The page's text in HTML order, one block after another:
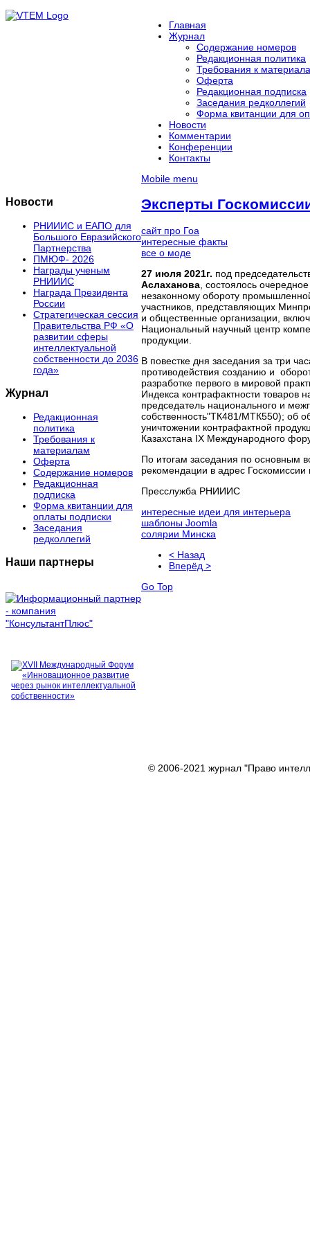
Главная
Журнал
Содержание номеров
Редакционная политика
Требования к
Оферта
Редакционная подписка
Заседания редколлегий
Форма квитанции для
Новости
Комментарии
Конференции
Контакты
Mobile menu
Новости
РНИИИС и ЕАПО для
Большого Евразийского
Партнерства
ПМЮФ- 2026
Награды ученым
РНИИИС
Награда Президента
России
Стратегическая сессия
Правительства РФ «О
развитии сферы
интеллектуальной
собственности до 2036
года»
Журнал
Редакционная
политика
Требования к
материалам
Оферта
Содержание номеров
Редакционная
подписка
Форма квитанции для
оплаты подписки
Заседания
редколлегий
Наши партнеры
Эксперты
сайт про Гоа
интересные факты
все о моде
27 июля 2021г. под
Аслаханова , состоялось
незаконному обороту
участников, представляющих
и общественные организации,
Национальный научный центр
продукции.
В повестке дня заседания за три
противодействия созданию и
разработке первого в мировой
Индекса контрафактности товаров
председатель национального и
собственность"ТК481/МТК550); об
уничтожении контрафактной
Казахстана IX Международного
По итогам заседания по основным
рекомендации в адрес
Пресслужба РНИИИС
интересные идеи для интерьера
шаблоны Joomla
солярии Минска
< Назад
Вперёд >
© 2006-2021 журнал "Право
Go Top